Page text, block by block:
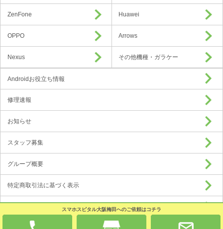
スマホスピタル大阪梅田へのご依頼はコチラ
ZenFone Huawei
OPPO Arrows
Nexus その他機種・ガラケー
Androidお役立ち情報
修理速報
お知らせ
スタッフ募集
グループ概要
特定商取引法に基づく表示
プライバシーポリシー